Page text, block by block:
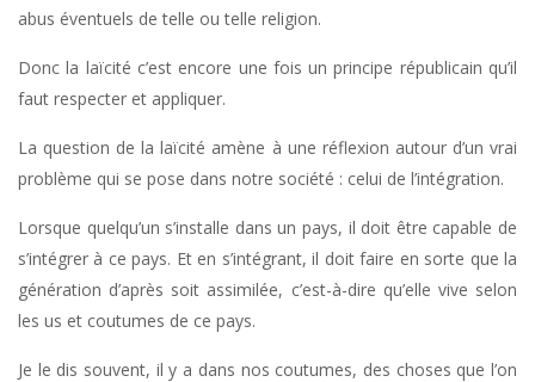
abus éventuels de telle ou telle religion.
Donc la laïcité c’est encore une fois un principe républicain qu’il
faut respecter et appliquer.
La question de la laïcité amène à une réflexion autour d’un vrai
problème qui se pose dans notre société : celui de l’intégration.
Lorsque quelqu’un s’installe dans un pays, il doit être capable de
s’intégrer à ce pays. Et en s’intégrant, il doit faire en sorte que la
génération d’après soit assimilée, c’est-à-dire qu’elle vive selon
les us et coutumes de ce pays.
Je le dis souvent, il y a dans nos coutumes, des choses que l’on